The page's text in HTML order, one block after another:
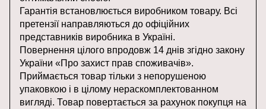
Гарантія встановлюється виробником товару. Всі
претензії направляються до офіційних
представників виробника в Україні.
Повернення цілого впродовж 14 днів згідно закону
України «Про захист прав споживачів».
Приймається товар тільки з непорушеною
упаковкою і в цілому нераскомплектованном
вигляді. Товар повертається за рахунок покупця на